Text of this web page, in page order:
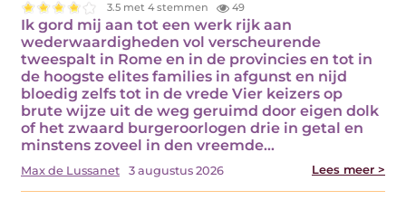
3.5 met 4 stemmen 49
Ik gord mij aan tot een werk rijk aan
wederwaardigheden vol verscheurende
tweespalt in Rome en in de provincies en tot in
de hoogste elites families in afgunst en nijd
bloedig zelfs tot in de vrede Vier keizers op
brute wijze uit de weg geruimd door eigen dolk
of het zwaard burgeroorlogen drie in getal en
minstens zoveel in den vreemde…
Max de Lussanet 3 augustus 2026 Lees meer >